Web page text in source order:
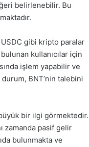
belirlenebilir. Bu
USDC gibi kripto paralar
kullanıcılar için
işlem yapabilir ve
BNT’nin talebini
bir ilgi görmektedir.
zamanda pasif gelir
bulunmakta ve